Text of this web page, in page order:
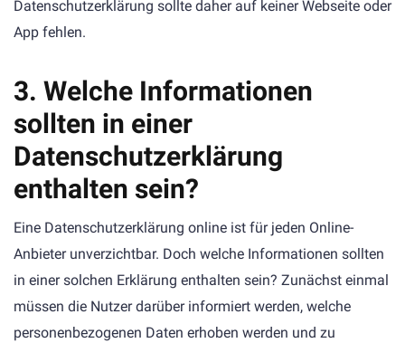
Datenschutzerklärung sollte daher auf keiner Webseite oder
App fehlen.
3. Welche Informationen
sollten in einer
Datenschutzerklärung
enthalten sein?
Eine Datenschutzerklärung online ist für jeden Online-
Anbieter unverzichtbar. Doch welche Informationen sollten
in einer solchen Erklärung enthalten sein? Zunächst einmal
müssen die Nutzer darüber informiert werden, welche
personenbezogenen Daten erhoben werden und zu